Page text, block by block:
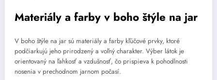
Materiály a farby v boho štýle na jar
V boho štýle na jar sú materiály a farby kľúčové prvky, ktoré
podčiarkujú jeho prirodzený a voľný charakter. Výber látok je
orientovaný na ľahkosť a vzdušnosť, čo prispieva k pohodlnosti
nosenia v prechodnom jarnom počasí.